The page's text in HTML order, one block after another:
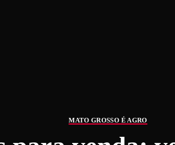
MATO GROSSO É AGRO